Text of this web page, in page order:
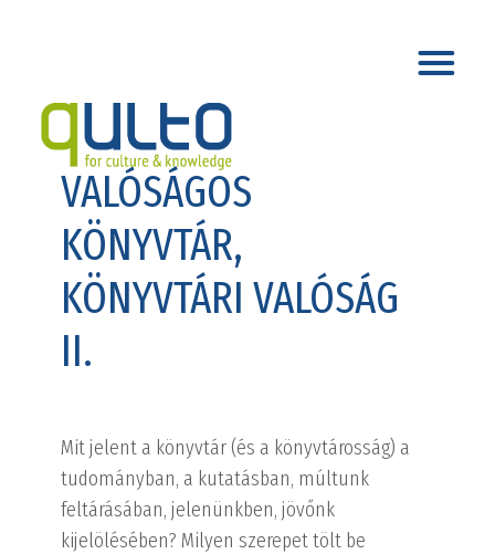
VALÓSÁGOS
KÖNYVTÁR,
KÖNYVTÁRI VALÓSÁG
II.
Mit jelent a könyvtár (és a könyvtárosság) a
tudományban, a kutatásban, múltunk
feltárásában, jelenünkben, jövőnk
kijelölésében? Milyen szerepet tölt be